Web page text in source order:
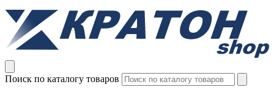
Поиск по каталогу товаров